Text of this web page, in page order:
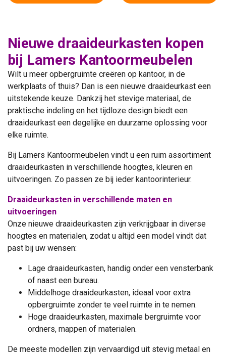
Nieuwe draaideurkasten kopen
bij Lamers Kantoormeubelen
Wilt u meer opbergruimte creëren op kantoor, in de
werkplaats of thuis? Dan is een nieuwe draaideurkast een
uitstekende keuze. Dankzij het stevige materiaal, de
praktische indeling en het tijdloze design biedt een
draaideurkast een degelijke en duurzame oplossing voor
elke ruimte.
Bij Lamers Kantoormeubelen vindt u een ruim assortiment
draaideurkasten in verschillende hoogtes, kleuren en
uitvoeringen. Zo passen ze bij ieder kantoorinterieur.
Draaideurkasten in verschillende maten en
uitvoeringen
Onze nieuwe draaideurkasten zijn verkrijgbaar in diverse
hoogtes en materialen, zodat u altijd een model vindt dat
past bij uw wensen:
Lage draaideurkasten, handig onder een vensterbank
of naast een bureau.
Middelhoge draaideurkasten, ideaal voor extra
opbergruimte zonder te veel ruimte in te nemen.
Hoge draaideurkasten, maximale bergruimte voor
ordners, mappen of materialen.
De meeste modellen zijn vervaardigd uit stevig metaal en